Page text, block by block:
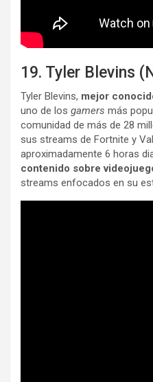
19. Tyler Blevins
Tyler Blevins, mejor
uno de los gamers más
comunidad de más de 28
sus streams de Fortnite y
aproximadamente 6 horas
contenido sobre
streams enfocados en su